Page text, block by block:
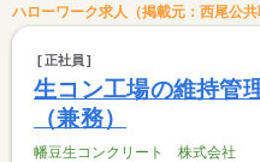
ハローワーク求人（掲載元：西尾公共
正社員
生コン工場の維持管
（兼務）
幡豆生コンクリート 株式会社